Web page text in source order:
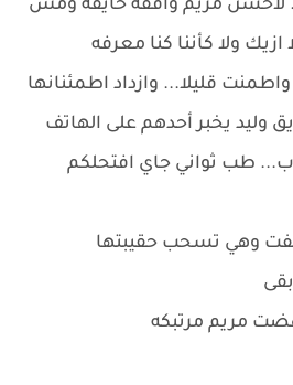
لأحسن مريم واقفه خايفه ومش
ازيك ولا كأننا كنا معرفه
قليلا... وازداد اطمئنانها
يخبر أحدهم على الهاتف
طب ثواني جاي افتحلكم
وهي تسحب حقيبتها
مريم مرتبكه